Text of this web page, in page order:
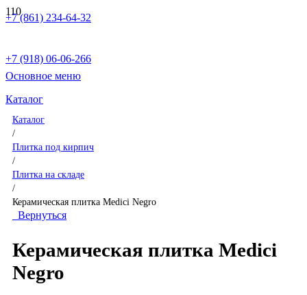
+7 (861) 234-64-32
+7 (918) 06-06-266
Основное меню
Каталог
Каталог
/
Плитка под кирпич
/
Плитка на складе
/
Керамическая плитка Medici Negro
Вернуться
Керамическая плитка Medici
Negro